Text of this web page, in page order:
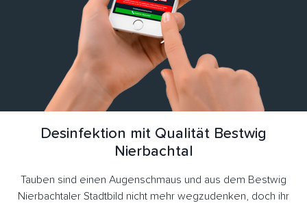
Desinfektion mit Qualität Bestwig
Nierbachtal
Tauben sind einen Augenschmaus und aus dem Bestwig
Nierbachtaler Stadtbild nicht mehr wegzudenken, doch ihr